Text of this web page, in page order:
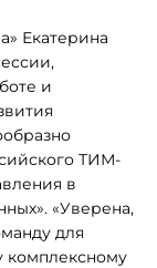
Екатерина
и
ТИМ-
в
«Уверена,
для
комплексному